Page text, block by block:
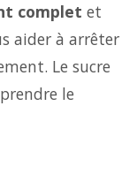
complet et
aider à arrêter
Le sucre
le